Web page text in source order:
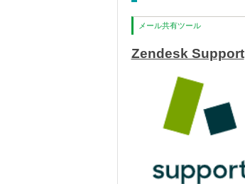
メール共有ツール
Zendesk Support